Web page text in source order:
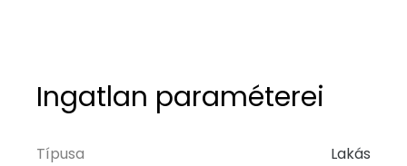
Ingatlan paraméterei
Típusa Lakás